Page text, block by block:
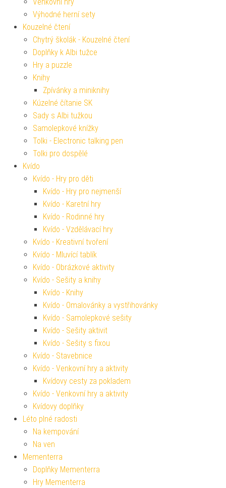
Výhodné herní sety
Kouzelné čtení
Chytrý školák - Kouzelné čtení
Doplňky k Albi tužce
Hry a puzzle
Knihy
Zpívánky a miniknihy
Kúzelné čítanie SK
Sady s Albi tužkou
Samolepkové knížky
Tolki - Electronic talking pen
Tolki pro dospělé
Kvído
Kvído - Hry pro děti
Kvído - Hry pro nejmenší
Kvído - Karetní hry
Kvído - Rodinné hry
Kvído - Vzdělávací hry
Kvído - Kreativní tvoření
Kvído - Mluvící tablík
Kvído - Obrázkové aktivity
Kvído - Sešity a knihy
Kvído - Knihy
Kvído - Omalovánky a vystřihovánky
Kvído - Samolepkové sešity
Kvído - Sešity aktivit
Kvído - Sešity s fixou
Kvído - Stavebnice
Kvído - Venkovní hry a aktivity
Kvídovy cesty za pokladem
Kvído - Venkovní hry a aktivity
Kvídovy doplňky
Léto plné radosti
Na kempování
Na ven
Mementerra
Doplňky Mementerra
Hry Mementerra